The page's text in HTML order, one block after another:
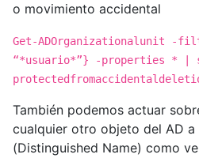
o movimiento accidental
Get-ADOrganizationalunit -
“*usuario*”} -properties * |
También podemos actuar
cualquier otro objeto del AD a
(Distinguished Name) como